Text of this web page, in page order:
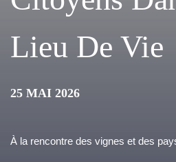
Lieu De Vie
25 MAI 2026
À la rencontre des vignes et des